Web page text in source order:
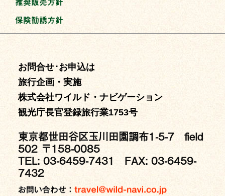
保険勧誘方針
お問合せ･お申込は
旅行企画・実施
株式会社ワイルド・ナビゲーション
観光庁長官登録旅行業1753号
東京都世田谷区玉川田園調布1-5-7 field
502 〒158-0085
TEL: 03-6459-7431 FAX: 03-6459-
7432